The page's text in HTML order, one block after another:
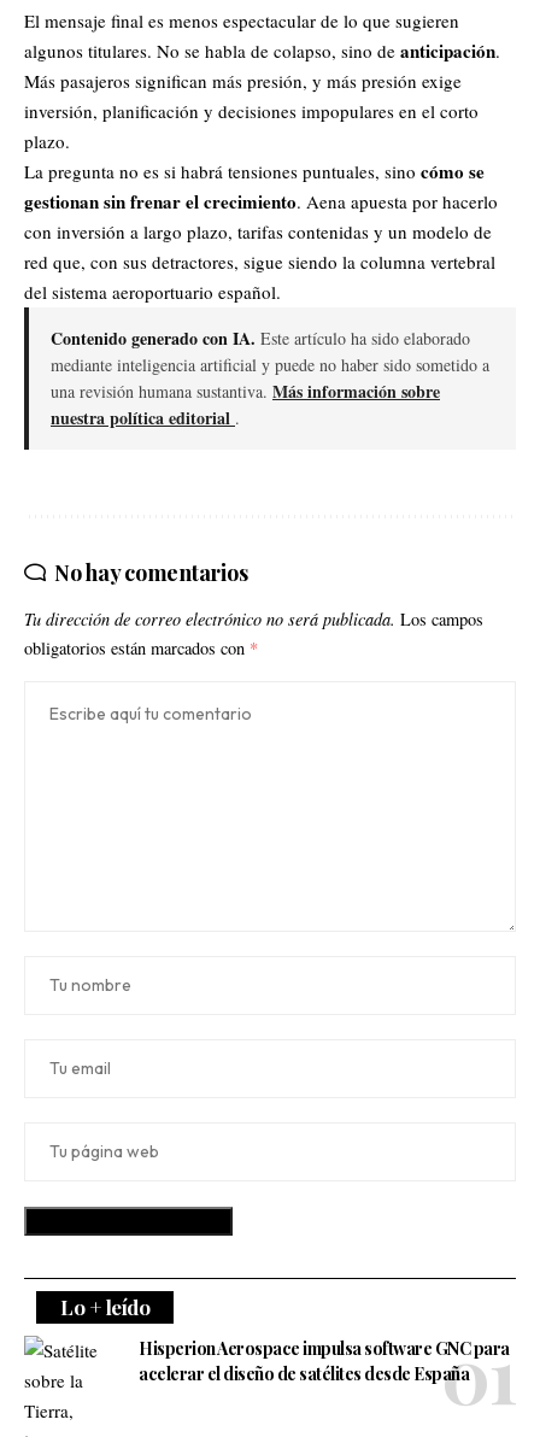
El mensaje final es menos espectacular de lo que sugieren
algunos titulares. No se habla de colapso, sino de anticipación.
Más pasajeros significan más presión, y más presión exige
inversión, planificación y decisiones impopulares en el corto
plazo.
La pregunta no es si habrá tensiones puntuales, sino cómo se
gestionan sin frenar el crecimiento. Aena apuesta por hacerlo
con inversión a largo plazo, tarifas contenidas y un modelo de
red que, con sus detractores, sigue siendo la columna vertebral
del sistema aeroportuario español.
Contenido generado con IA. Este artículo ha sido elaborado
mediante inteligencia artificial y puede no haber sido sometido a
una revisión humana sustantiva. Más información sobre
nuestra política editorial .
No hay comentarios
Tu dirección de correo electrónico no será publicada. Los campos
obligatorios están marcados con *
Lo + leído
Hisperion Aerospace impulsa software GNC para
acelerar el diseño de satélites desde España